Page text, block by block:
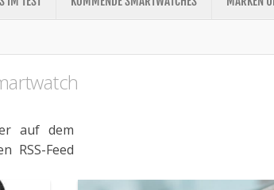
auf dem
RSS-Feed